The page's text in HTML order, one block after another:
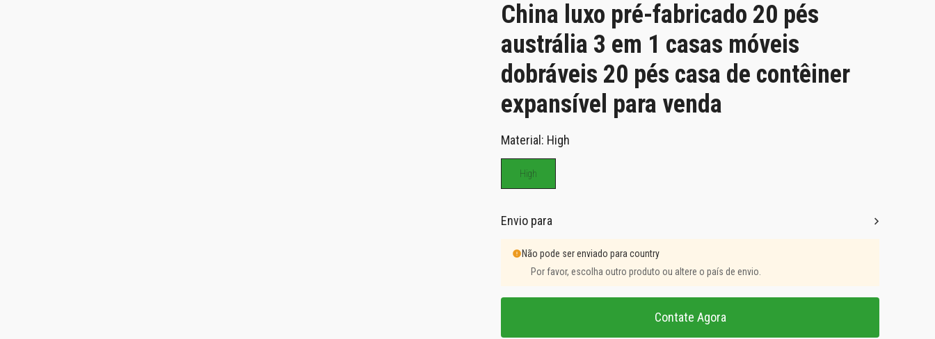
China luxo pré-fabricado 20 pés
austrália 3 em 1 casas móveis
dobráveis 20 pés casa de contêiner
expansível para venda
Material: High
High
Envio para
Não pode ser enviado para country
Por favor, escolha outro produto ou altere o país de envio.
Contate Agora